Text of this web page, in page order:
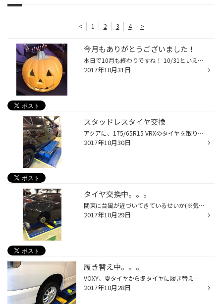
< 1 2 3 4 >
今月もありがとうございました！
本日で10月も終わりですね！ 10/31といえばハロウィンですね！ 皆さん、ハロウィンイベント楽しまれましたか？ 毎年ハロウィンの日は、いろんな種類の仮装を見ることができるので、 見ているだけでも楽しい気分になります( ´ ▽ ` ) また、明日は水曜日ですがいつも通りお店はやっております！ 11月...
2017年10月31日
スタッドレスタイヤ交換
アクアに、175/65R15 VRXのタイヤを取り付けております(｀・ω・´) もうすぐ冬がやってきます！ お早めのスタッドレスタイヤ取り付け、オススメしております(｀・ω・´) ならし運転をして、冬の道路に備えましょー！(^o^)/
2017年10月30日
タイヤ交換中。。。
関東に台風が近づいてきているせいか(※気象HPより)、当店の方ではかなりの大雨が降っております(´･ω･`) 皆様、夜にもしお出掛けする際は、お気を付けて(｀・ω・´) ただいま、プリウスのお車にPOTENZA アドレナリン RE003 215/45R17のタイヤ4本を交換しております(^o^)/ 新しいタイヤに交換して、楽...
2017年10月29日
履き替え中。。。
VOXY、夏タイヤから冬タイヤに履き替えております٩( 'ω' )و スタッドレスタイヤ履き替えのご予約、沢山頂いております(^o^) 履き替えのご予定、決まっている人も決まっていない人も、 ぜひお早めのご予約を٩( 'ω' )و 余裕をもってタイヤを履き替えて、冬に備えましょー！(=ﾟωﾟ)ﾉ
2017年10月28日